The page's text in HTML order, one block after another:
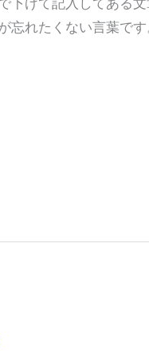
下げて記入してある文
忘れたくない言葉です